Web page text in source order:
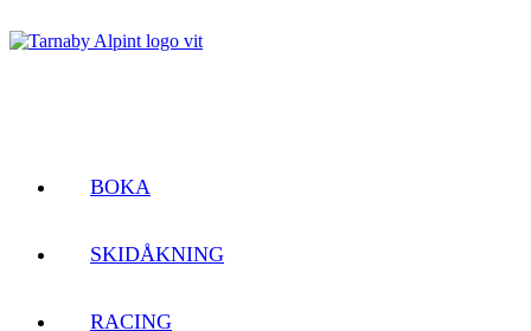
BOKA
SKIDÅKNING
RACING